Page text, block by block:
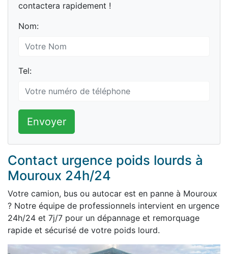
contactera rapidement !
Nom:
Tel:
Envoyer
Contact urgence poids lourds à
Mouroux 24h/24
Votre camion, bus ou autocar est en panne à Mouroux
? Notre équipe de professionnels intervient en urgence
24h/24 et 7j/7 pour un dépannage et remorquage
rapide et sécurisé de votre poids lourd.